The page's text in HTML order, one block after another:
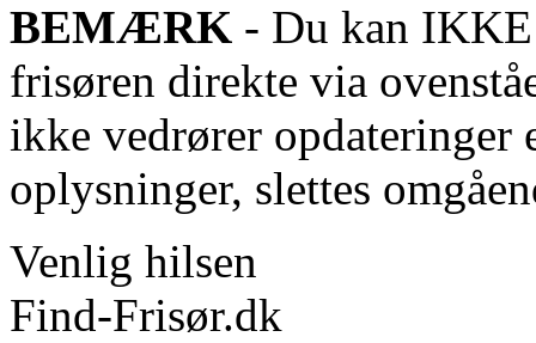
BEMÆRK - Du kan IKKE
frisøren direkte via
ikke vedrører opdateringer
oplysninger, slettes
Venlig hilsen
Find-Frisør.dk